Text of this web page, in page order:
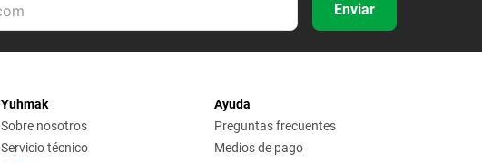
Enviar
Yuhmak
Sobre nosotros
Servicio técnico
Ayuda
Preguntas frecuentes
Medios de pago